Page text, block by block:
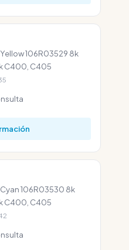
106R03529 8k
C400, C405
106R03530 8k
C400, C405